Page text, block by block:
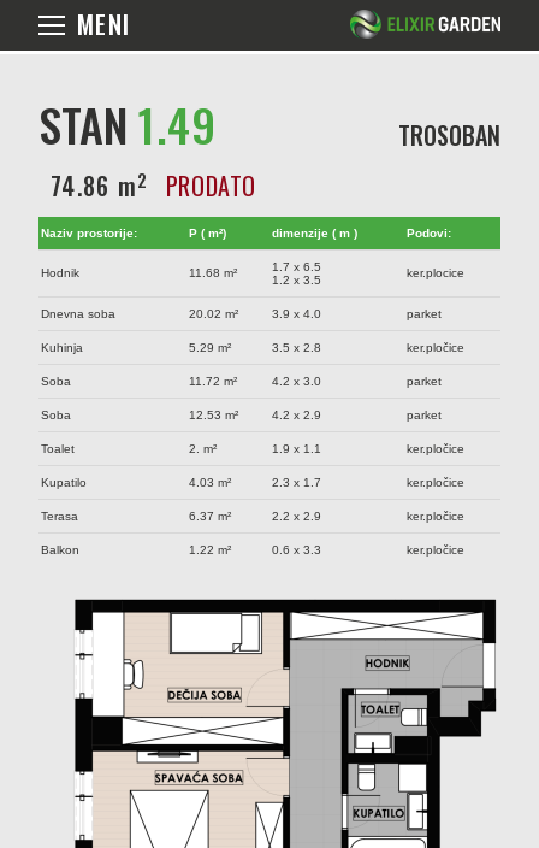
MENI
STAN1.49
TROSOBAN
74.86 m2 PRODATO
Naziv prostorije: P ( m²) dimenzije ( m ) Podovi:
Hodnik 11.68 m²
1.7 x 6.5
1.2 x 3.5
ker.plocice
Dnevna soba 20.02 m² 3.9 x 4.0 parket
Kuhinja 5.29 m² 3.5 x 2.8 ker.pločice
Soba 11.72 m² 4.2 x 3.0 parket
Soba 12.53 m² 4.2 x 2.9 parket
Toalet 2. m² 1.9 x 1.1 ker.pločice
Kupatilo 4.03 m² 2.3 x 1.7 ker.pločice
Terasa 6.37 m² 2.2 x 2.9 ker.pločice
Balkon 1.22 m² 0.6 x 3.3 ker.pločice